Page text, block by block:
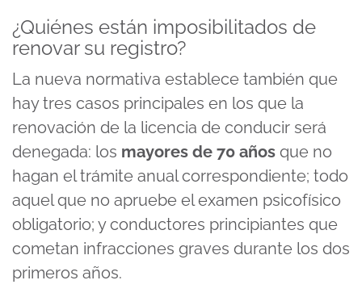
¿Quiénes están imposibilitados de
renovar su registro?
La nueva normativa establece también que
hay tres casos principales en los que la
renovación de la licencia de conducir será
denegada: los mayores de 70 años que no
hagan el trámite anual correspondiente; todo
aquel que no apruebe el examen psicofísico
obligatorio; y conductores principiantes que
cometan infracciones graves durante los dos
primeros años.